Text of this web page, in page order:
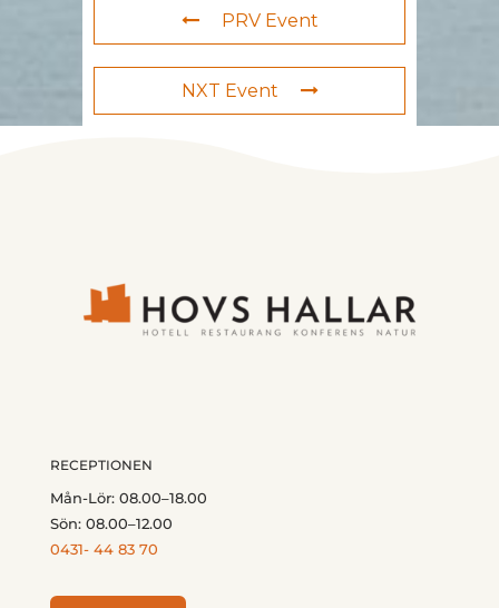
PRV Event
NXT Event
RECEPTIONEN
Mån-Lör: 08.00–18.00
Sön: 08.00–12.00
0431- 44 83 70